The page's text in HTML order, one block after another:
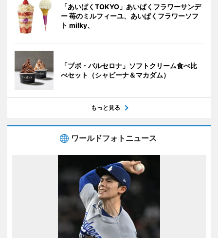
「あいぱくTOKYO」あいぱくフラワーサンデ
ー 苺のミルフィーユ、あいぱくフラワーソフ
ト milky、
「ブボ・バルセロナ」ソフトクリーム食べ比
べセット（シャビーナ＆マカダム）
もっと見る
ワールドフォトニュース